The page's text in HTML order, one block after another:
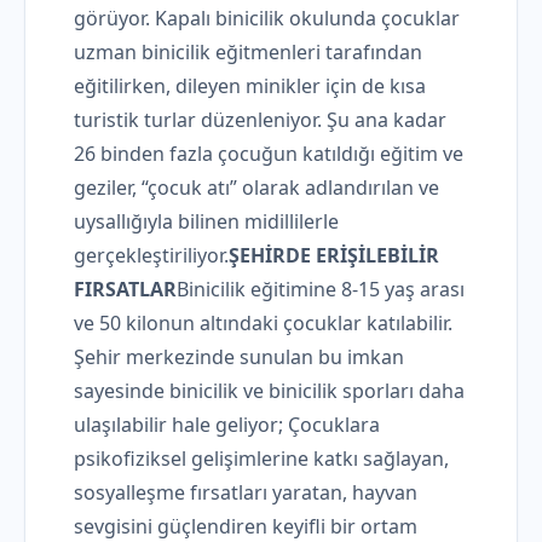
görüyor. Kapalı binicilik okulunda çocuklar
uzman binicilik eğitmenleri tarafından
eğitilirken, dileyen minikler için de kısa
turistik turlar düzenleniyor. Şu ana kadar
26 binden fazla çocuğun katıldığı eğitim ve
geziler, “çocuk atı” olarak adlandırılan ve
uysallığıyla bilinen midillilerle
gerçekleştiriliyor.ŞEHİRDE ERİŞİLEBİLİR
FIRSATLARBinicilik eğitimine 8-15 yaş arası
ve 50 kilonun altındaki çocuklar katılabilir.
Şehir merkezinde sunulan bu imkan
sayesinde binicilik ve binicilik sporları daha
ulaşılabilir hale geliyor; Çocuklara
psikofiziksel gelişimlerine katkı sağlayan,
sosyalleşme fırsatları yaratan, hayvan
sevgisini güçlendiren keyifli bir ortam